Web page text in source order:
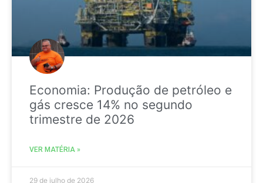
Economia: Produção de petróleo e
gás cresce 14% no segundo
trimestre de 2026
VER MATÉRIA »
29 de julho de 2026